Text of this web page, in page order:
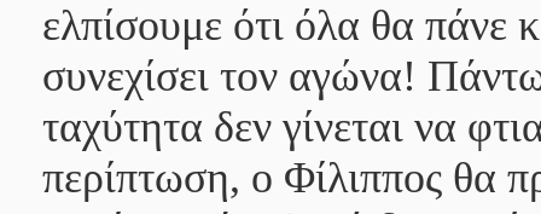
ελπίσουμε ότι όλα θα πάνε
συνεχίσει τον αγώνα!
ταχύτητα δεν γίνεται να
περίπτωση, ο Φίλιππος θα